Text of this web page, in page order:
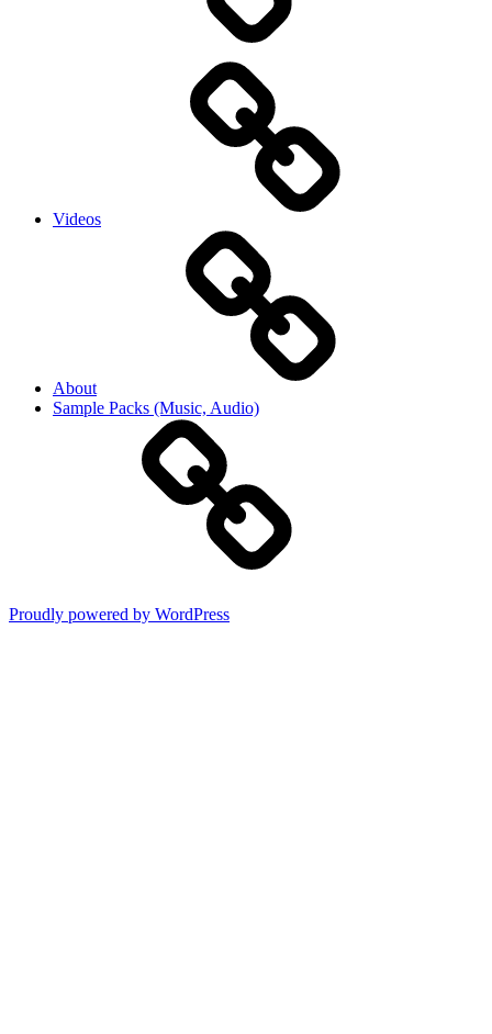
Videos
About
Sample Packs (Music, Audio)
Proudly powered by WordPress